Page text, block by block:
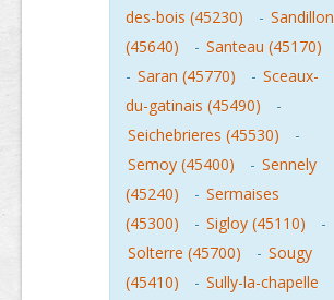
des-bois (45230)
- Sandillon
(45640)
- Santeau (45170)
- Saran (45770) - Sceaux-
du-gatinais (45490)
-
Seichebrieres (45530)
-
Semoy (45400)
- Sennely
(45240)
- Sermaises
(45300)
- Sigloy (45110)
-
Solterre (45700)
- Sougy
(45410)
- Sully-la-chapelle